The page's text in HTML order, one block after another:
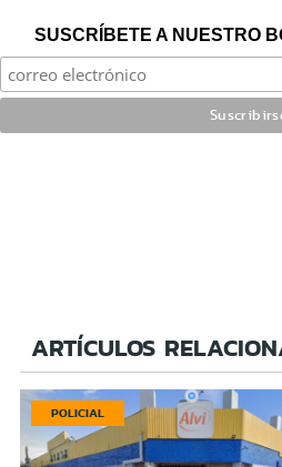
SUSCRÍBETE A NUESTRO
ARTÍCULOS
POLICIAL